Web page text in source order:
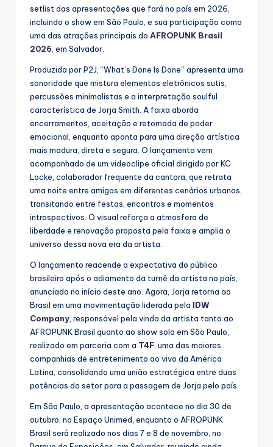
setlist das apresentações que fará no país em 2026,
incluindo o show em São Paulo, e sua participação como
uma das atrações principais do AFROPUNK Brasil
2026 , em Salvador.
Produzida por P2J, “What’s Done Is Done” apresenta uma
sonoridade que mistura elementos eletrônicos sutis,
percussões minimalistas e a interpretação soulful
característica de Jorja Smith. A faixa aborda
encerramentos, aceitação e retomada de poder
emocional, enquanto aponta para uma direção artística
mais madura, direta e segura. O lançamento vem
acompanhado de um videoclipe oficial dirigido por KC
Locke, colaborador frequente da cantora, que retrata
uma noite entre amigos em diferentes cenários urbanos,
transitando entre festas, encontros e momentos
introspectivos. O visual reforça a atmosfera de
liberdade e renovação proposta pela faixa e amplia o
universo dessa nova era da artista.
O lançamento reacende a expectativa do público
brasileiro após o adiamento da turnê da artista no país,
anunciado no início deste ano. Agora, Jorja retorna ao
Brasil em uma movimentação liderada pela IDW
Company , responsável pela vinda da artista tanto ao
AFROPUNK Brasil quanto ao show solo em São Paulo,
realizado em parceria com a T4F , uma das maiores
companhias de entretenimento ao vivo da América
Latina, consolidando uma união estratégica entre duas
potências do setor para a passagem de Jorja pelo país.
Em São Paulo, a apresentação acontece no dia 30 de
outubro, no Espaço Unimed, enquanto o AFROPUNK
Brasil será realizado nos dias 7 e 8 de novembro, no